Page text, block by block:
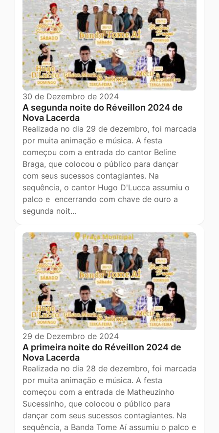
30 de Dezembro de 2024
A segunda noite do Réveillon 2024 de
Nova Lacerda
Realizada no dia 29 de dezembro, foi marcada
por muita animação e música. A festa
começou com a entrada do cantor Beline
Braga, que colocou o público para dançar
com seus sucessos contagiantes. Na
sequência, o cantor Hugo D'Lucca assumiu o
palco e encerrando com chave de ouro a
segunda noit…
29 de Dezembro de 2024
A primeira noite do Réveillon 2024 de
Nova Lacerda
Realizada no dia 28 de dezembro, foi marcada
por muita animação e música. A festa
começou com a entrada de Matheuzinho
Sucessinho, que colocou o público para
dançar com seus sucessos contagiantes. Na
sequência, a Banda Tome Aí assumiu o palco e